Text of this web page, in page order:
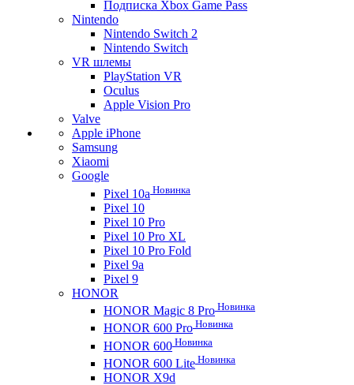
Подписка Xbox Game Pass
Nintendo
Nintendo Switch 2
Nintendo Switch
VR шлемы
PlayStation VR
Oculus
Apple Vision Pro
Valve
Apple iPhone
Samsung
Xiaomi
Google
Pixel 10a Новинка
Pixel 10
Pixel 10 Pro
Pixel 10 Pro XL
Pixel 10 Pro Fold
Pixel 9a
Pixel 9
HONOR
HONOR Magic 8 Pro Новинка
HONOR 600 Pro Новинка
HONOR 600 Новинка
HONOR 600 Lite Новинка
HONOR X9d